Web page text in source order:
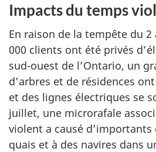
Impacts du temps
En raison de la tempête du 2
000 clients ont été privés
sud-ouest de l’Ontario, un
d’arbres et de résidences
et des lignes électriques se
juillet, une microrafale
violent a causé d’importants
quais et à des navires dans